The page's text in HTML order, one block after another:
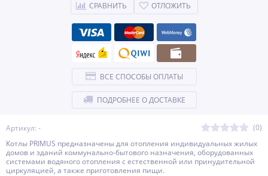
Артикул: -
(0)
Котлы PRIMUS предназначены для отопления индивидуальных жилых
домов и зданий коммунально-бытового назначения, оборудованных
системами водяного отопления с естественной или принудительной
циркуляцией, а также приготовления пищи.
СРАВНИТЬ
ОТЛОЖИТЬ
ВСЕ СПОСОБЫ ОПЛАТЫ
ПОДРОБНЕЕ О ДОСТАВКЕ